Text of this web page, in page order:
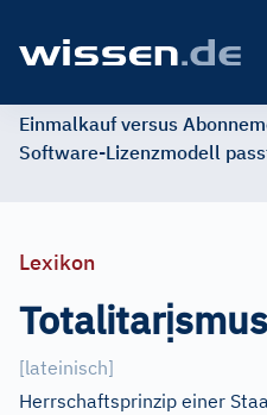
Einmalkauf versus
Software-Lizenzmodell
Lexikon
Totalitarịsmus
[lateinisch]
Herrschaftsprinzip einer